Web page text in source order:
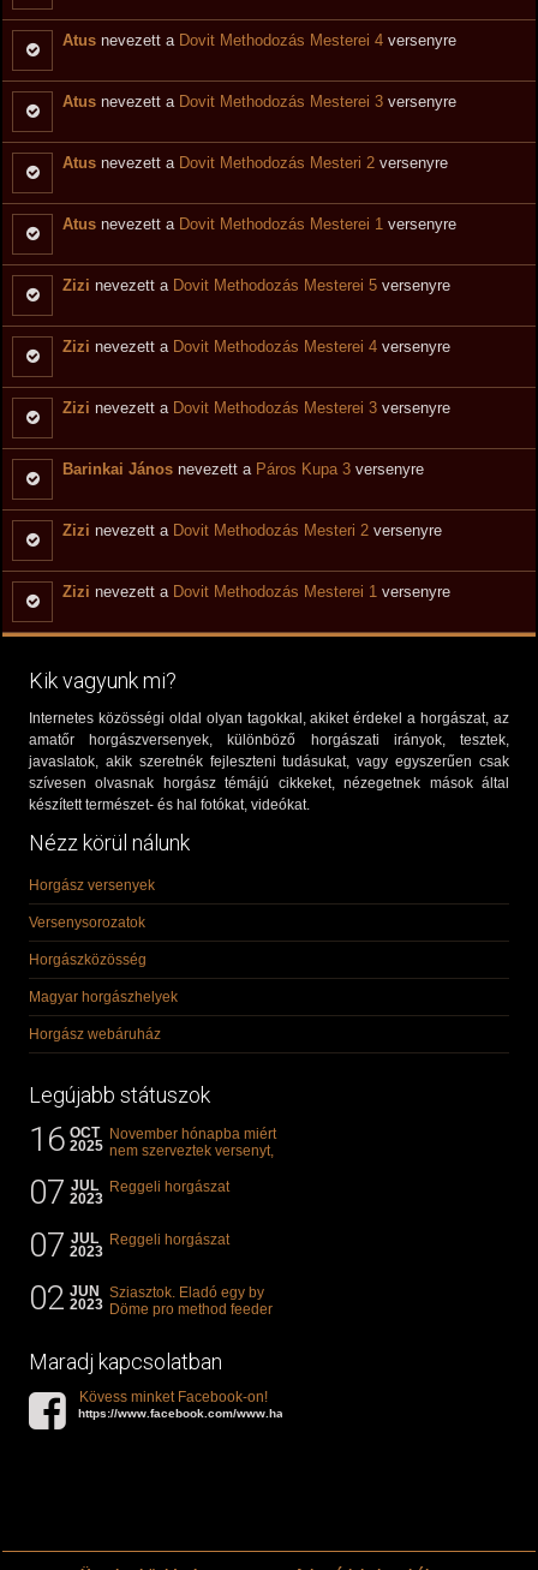
Atus nevezett a Dovit Methodozás Mesterei 4 versenyre
Atus nevezett a Dovit Methodozás Mesterei 3 versenyre
Atus nevezett a Dovit Methodozás Mesteri 2 versenyre
Atus nevezett a Dovit Methodozás Mesterei 1 versenyre
Zizi nevezett a Dovit Methodozás Mesterei 5 versenyre
Zizi nevezett a Dovit Methodozás Mesterei 4 versenyre
Zizi nevezett a Dovit Methodozás Mesterei 3 versenyre
Barinkai János nevezett a Páros Kupa 3 versenyre
Zizi nevezett a Dovit Methodozás Mesteri 2 versenyre
Zizi nevezett a Dovit Methodozás Mesterei 1 versenyre
Kik vagyunk mi?
Internetes közösségi oldal olyan tagokkal, akiket érdekel a horgászat, az
amatőr horgászversenyek, különböző horgászati irányok, tesztek,
javaslatok, akik szeretnék fejleszteni tudásukat, vagy egyszerűen csak
szívesen olvasnak horgász témájú cikkeket, nézegetnek mások által
készített természet- és hal fotókat, videókat.
Nézz körül nálunk
Horgász versenyek
Versenysorozatok
Horgászközösség
Magyar horgászhelyek
Horgász webáruház
Legújabb státuszok
16 OCT
2025
November hónapba miért
nem szerveztek versenyt,
"kárászos"...
07 JUL
2023
Reggeli horgászat
07 JUL
2023
Reggeli horgászat
02 JUN
2023
Sziasztok. Eladó egy by
Döme pro method feeder
Maradj kapcsolatban
Kövess minket Facebook-on!
https://www.facebook.com/www.halat.hu